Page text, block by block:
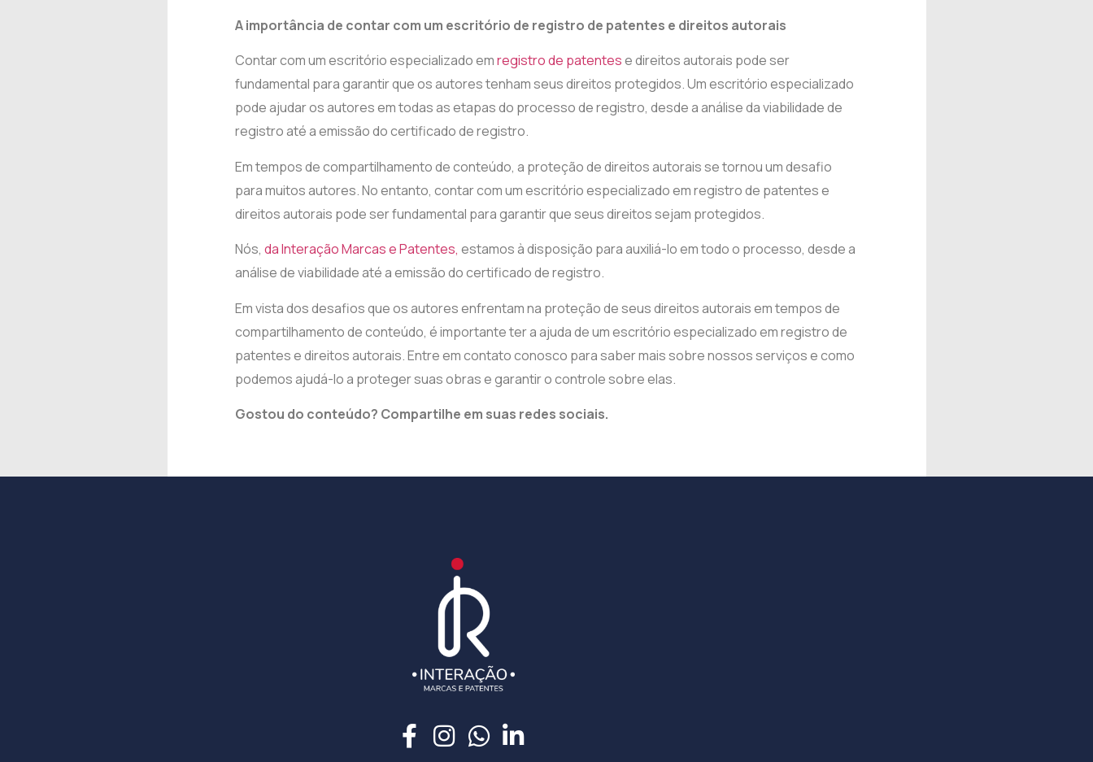
A importância de contar com um escritório de registro de patentes e direitos autorais
Contar com um escritório especializado emregistro de patentese direitos autorais pode ser
fundamental para garantir que os autores tenham seus direitos protegidos. Um escritório especializado
pode ajudar os autores em todas as etapas do processo de registro, desde a análise da viabilidade de
registro até a emissão do certificado de registro.
Em tempos de compartilhamento de conteúdo, a proteção de direitos autorais se tornou um desafio
para muitos autores. No entanto, contar com um escritório especializado em registro de patentes e
direitos autorais pode ser fundamental para garantir que seus direitos sejam protegidos.
Nós, da Interação Marcas e Patentes, estamos à disposição para auxiliá-lo em todo o processo, desde a
análise de viabilidade até a emissão do certificado de registro.
Em vista dos desafios que os autores enfrentam na proteção de seus direitos autorais em tempos de
compartilhamento de conteúdo, é importante ter a ajuda de um escritório especializado em registro de
patentes e direitos autorais. Entre em contato conosco para saber mais sobre nossos serviços e como
podemos ajudá-lo a proteger suas obras e garantir o controle sobre elas.
Gostou do conteúdo? Compartilhe em suas redes sociais.